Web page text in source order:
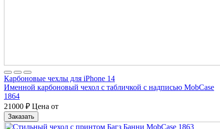
Карбоновые чехлы для iPhone 14
Именной карбоновый чехол с табличкой с надписью MobCase
1864
21000 ₽ Цена от
Заказать